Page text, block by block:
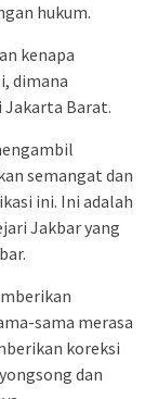
hukum.
kenapa
dimana
Jakarta Barat.
semangat dan
ini. Ini adalah
Jakbar yang
sama merasa
koreksi
dan